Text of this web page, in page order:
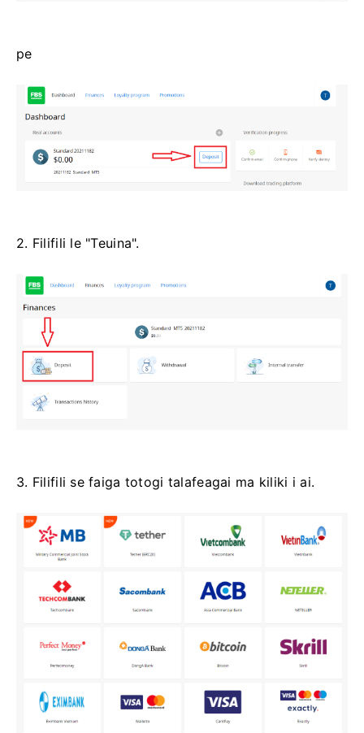
pe
2. Filifili le "Teuina".
3. Filifili se faiga totogi talafeagai ma kiliki i ai.